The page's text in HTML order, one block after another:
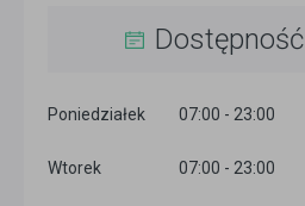
Dostępność
Poniedziałek 07:00 - 23:00
Wtorek 07:00 - 23:00